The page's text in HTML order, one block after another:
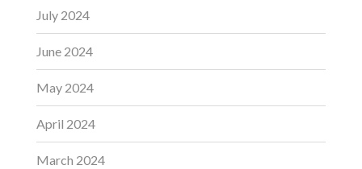
July 2024
June 2024
May 2024
April 2024
March 2024